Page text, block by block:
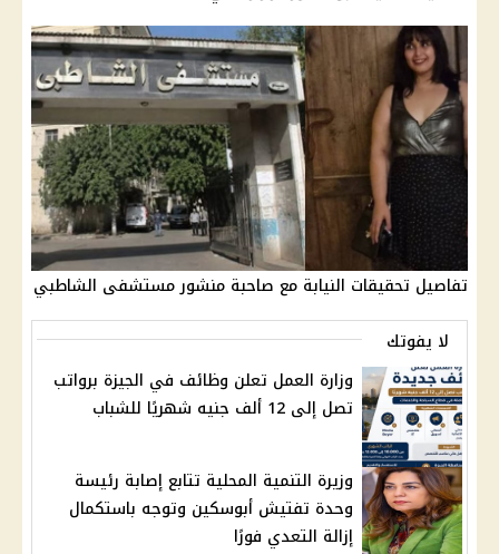
تفاصيل تحقيقات النيابة مع صاحبة منشور مستشفى الشاطبي
لا يفوتك
وزارة العمل تعلن وظائف في الجيزة برواتب
تصل إلى 12 ألف جنيه شهريًا للشباب
وزيرة التنمية المحلية تتابع إصابة رئيسة
وحدة تفتيش أبوسكين وتوجه باستكمال
إزالة التعدي فورًا